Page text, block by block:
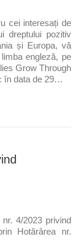
cei interesați de
dreptului pozitiv
și Europa, vă
engleză, pe
Grow Through
în data de 29…
4/2023 privind
Hotărârea nr.